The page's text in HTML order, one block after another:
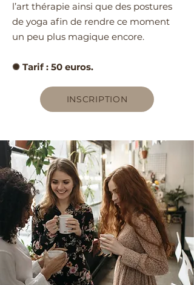
l’art thérapie ainsi que des postures
de yoga afin de rendre ce moment
un peu plus magique encore.
✺ Tarif : 50 euros.
INSCRIPTION